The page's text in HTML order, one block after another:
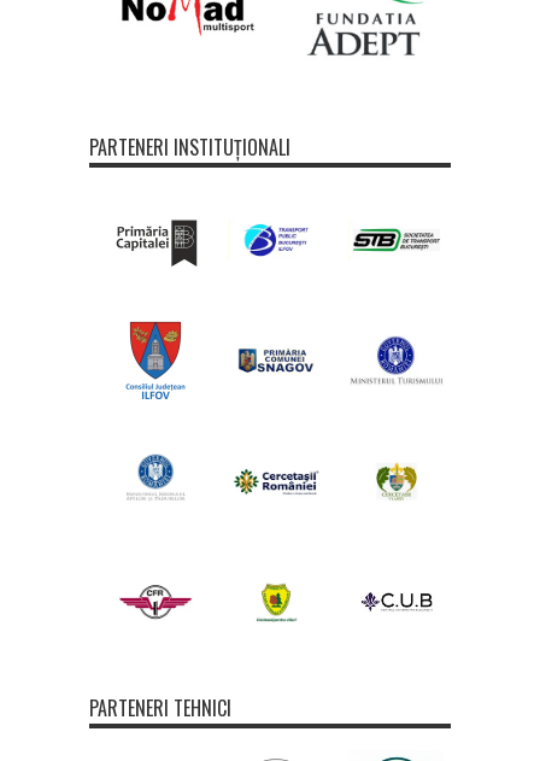
PARTENERI INSTITUȚIONALI
PARTENERI TEHNICI